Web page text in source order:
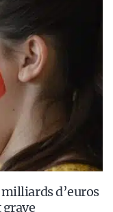
d’euros
grave